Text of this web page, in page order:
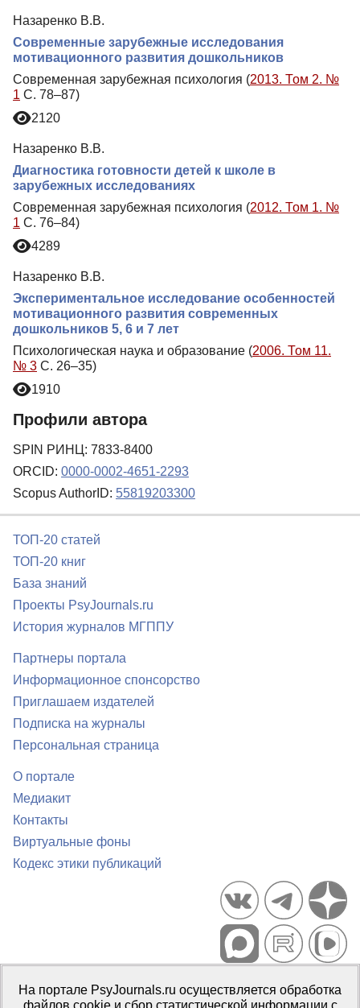
Назаренко В.В.
Современные зарубежные исследования
мотивационного развития дошкольников
Современная зарубежная психология (2013. Том 2. №
1 С. 78–87)
2120
Назаренко В.В.
Диагностика готовности детей к школе в
зарубежных исследованиях
Современная зарубежная психология (2012. Том 1. №
1 С. 76–84)
4289
Назаренко В.В.
Экспериментальное исследование особенностей
мотивационного развития современных
дошкольников 5, 6 и 7 лет
Психологическая наука и образование (2006. Том 11.
№ 3 С. 26–35)
1910
Профили автора
SPIN РИНЦ: 7833-8400
ORCID: 0000-0002-4651-2293
Scopus AuthorID: 55819203300
ТОП-20 статей
ТОП-20 книг
База знаний
Проекты PsyJournals.ru
История журналов МГППУ
Партнеры портала
Информационное спонсорство
Приглашаем издателей
Подписка на журналы
Персональная страница
О портале
Медиакит
Контакты
Виртуальные фоны
Кодекс этики публикаций
Портал психологических изданий PsyJournals.ru, 2007–2026
Правила использования материалов
На портале PsyJournals.ru осуществляется обработка
файлов cookie и сбор статистической информации с